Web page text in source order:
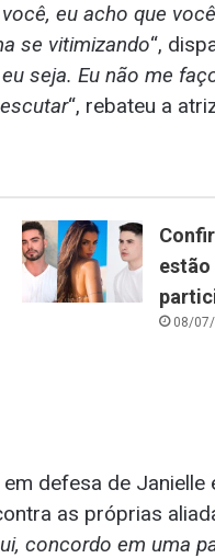
eu acho que
se vitimizando“,
seja. Eu não me
“, rebateu a
estão
08/
defesa de Janielle
as próprias
concordo em uma